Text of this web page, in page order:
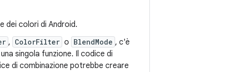
dei colori di Android.
, ColorFilter o BlendMode , c'è
singola funzione. Il codice di
di combinazione potrebbe creare